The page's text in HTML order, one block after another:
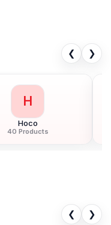
❮ ❯
H
Hoco
40 Products
❮ ❯